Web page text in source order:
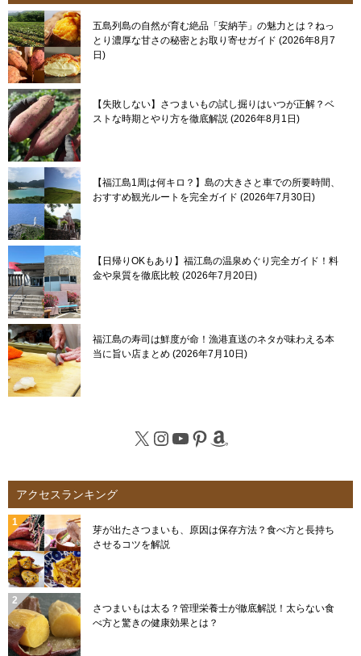
五島列島の自然が育む絶品「安納芋」の魅力とは？ねっ
とり濃厚な甘さの秘密とお取り寄せガイド 2026年8月7
日
【失敗しない】さつまいもの試し掘りはいつが正解？ベ
ストな時期とやり方を徹底解説 2026年8月1日
【福江島1周は何キロ？】島の大きさと車での所要時間、
おすすめ観光ルートを完全ガイド 2026年7月30日
【日帰りOKもあり】福江島の温泉めぐり完全ガイド！料
金や泉質を徹底比較 2026年7月20日
福江島の寿司は鮮度が命！漁港直送のネタが味わえる本
当に旨い店まとめ 2026年7月10日
X Instagram
YouTube
Pinterest
Amazon
アクセスランキング
芽が出たさつまいも、原因は保存方法？食べ方と長持ち
させるコツを解説
さつまいもは太る？管理栄養士が徹底解説！太らない食
べ方と驚きの健康効果とは？